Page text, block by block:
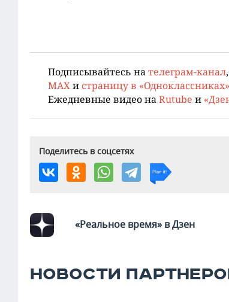
Подписывайтесь нателеграм-канал,
MAXи страницу в «Одноклассниках»
Ежедневные видео наRutube и
Поделитесь в соцсетях
«Реальное время» в Дзен
НОВОСТИ